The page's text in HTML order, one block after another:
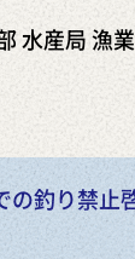
水産局 漁
の釣り禁止